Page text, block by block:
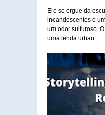
Ele se ergue da
incandescentes e
um odor sulfuroso.
uma lenda urban...